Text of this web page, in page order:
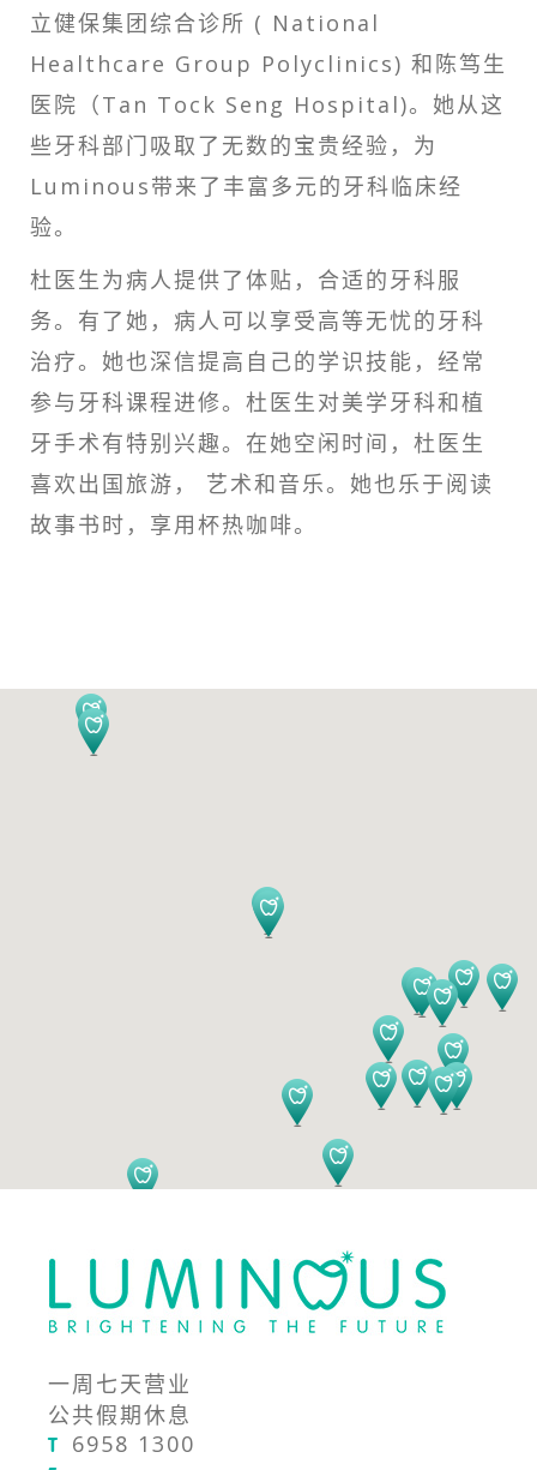
立健保集团综合诊所 ( National
Healthcare Group Polyclinics) 和陈笃生
医院（Tan Tock Seng Hospital)。她从这
些牙科部门吸取了无数的宝贵经验，为
Luminous带来了丰富多元的牙科临床经
验。
杜医生为病人提供了体贴，合适的牙科服
务。有了她，病人可以享受高等无忧的牙科
治疗。她也深信提高自己的学识技能，经常
参与牙科课程进修。杜医生对美学牙科和植
牙手术有特别兴趣。在她空闲时间，杜医生
喜欢出国旅游， 艺术和音乐。她也乐于阅读
故事书时，享用杯热咖啡。
一周七天营业
公共假期休息
T 6958 1300